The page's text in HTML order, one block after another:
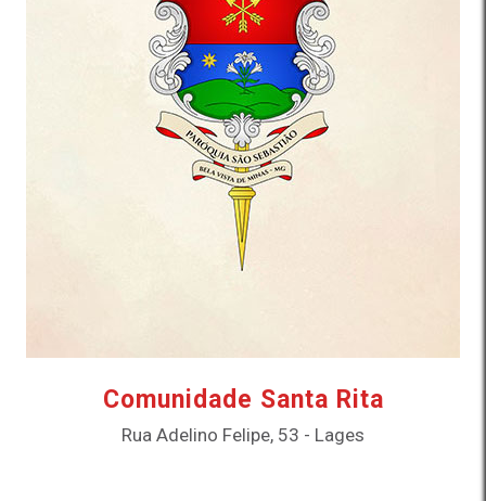
Comunidade Santa Rita
Rua Adelino Felipe, 53 - Lages